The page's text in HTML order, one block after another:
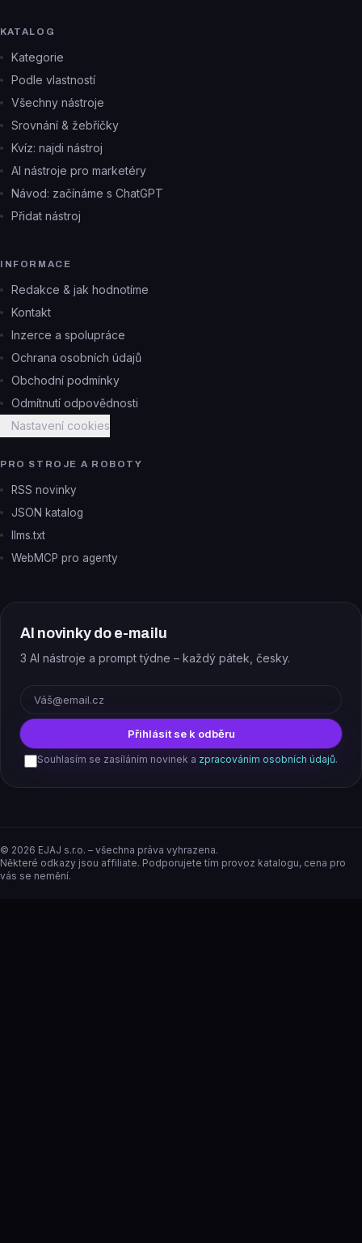
KATALOG
Kategorie
Podle vlastností
Všechny nástroje
Srovnání & žebříčky
Kvíz: najdi nástroj
AI nástroje pro marketéry
Návod: začínáme s ChatGPT
Přidat nástroj
INFORMACE
Redakce & jak hodnotíme
Kontakt
Inzerce a spolupráce
Ochrana osobních údajů
Obchodní podmínky
Odmítnutí odpovědnosti
Nastavení cookies
PRO STROJE A ROBOTY
RSS novinky
JSON katalog
llms.txt
WebMCP pro agenty
AI novinky do e-mailu
3 AI nástroje a prompt týdne – každý pátek, česky.
Přihlásit se k odběru
Souhlasím se zasíláním novinek a zpracováním osobních údajů.
© 2026 EJAJ s.r.o. – všechna práva vyhrazena.
Některé odkazy jsou affiliate. Podporujete tím provoz katalogu, cena pro
vás se nemění.